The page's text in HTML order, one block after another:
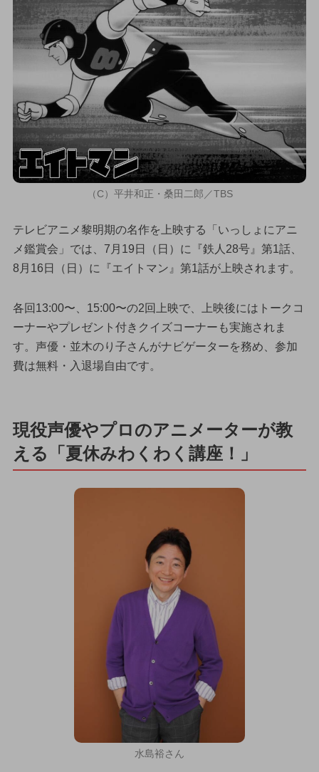
（C）平井和正・桑田二郎／TBS
テレビアニメ黎明期の名作を上映する「いっしょにアニ
メ鑑賞会」では、7月19日（日）に『鉄人28号』第1話、
8月16日（日）に『エイトマン』第1話が上映されます。
各回13:00〜、15:00〜の2回上映で、上映後にはトークコ
ーナーやプレゼント付きクイズコーナーも実施されま
す。声優・並木のり子さんがナビゲーターを務め、参加
費は無料・入退場自由です。
現役声優やプロのアニメーターが教
える「夏休みわくわく講座！」
水島裕さん